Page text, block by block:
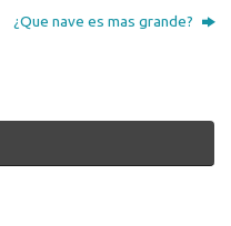
¿Que nave es mas grande?